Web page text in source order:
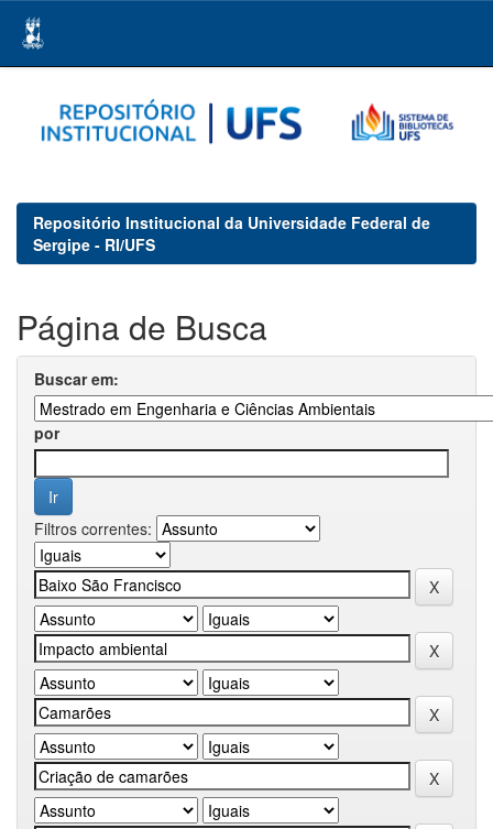
navigation
Repositório Institucional da Universidade Federal de
Sergipe - RI/UFS
Página de Busca
Buscar em:
por
Filtros correntes: